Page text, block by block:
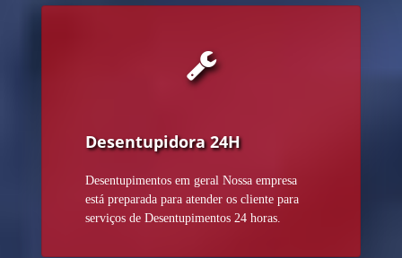
Desentupidora 24H
Desentupimentos em geral Nossa empresa
está preparada para atender os cliente para
serviços de Desentupimentos 24 horas.